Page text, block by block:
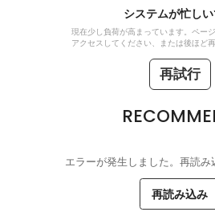
システムが忙し
現在少し負荷が高まっています。ペー
アクセスしてください、または後ほど
再試行
エラーが発生しました。再読
再読み込み